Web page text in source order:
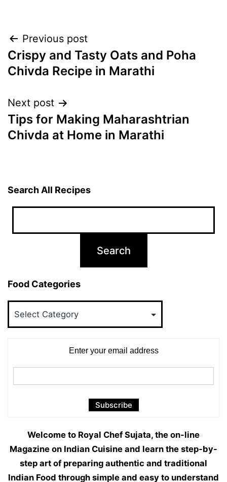
Post
navigation
Previous post
Crispy and Tasty Oats and Poha
Chivda Recipe in Marathi
Next post
Tips for Making Maharashtrian
Chivda at Home in Marathi
Search All Recipes
Food Categories
Enter your email address
Welcome to Royal Chef Sujata, the on-line
Magazine on Indian Cuisine and learn the step-by-
step art of preparing authentic and traditional
Indian Food through simple and easy to understand